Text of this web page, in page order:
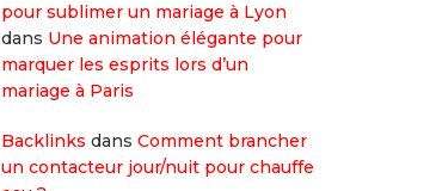
pour sublimer un mariage à Lyon
dans Une animation élégante pour
marquer les esprits lors d’un
mariage à Paris
Backlinks dans Comment brancher
un contacteur jour/nuit pour chauffe